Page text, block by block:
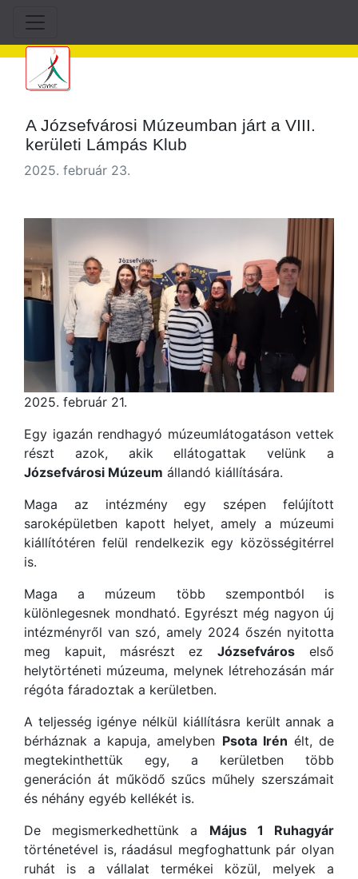
A Józsefvárosi Múzeumban járt a VIII.
kerületi Lámpás Klub
2025. február 23.
2025. február 21.
Egy igazán rendhagyó múzeumlátogatáson vettek
részt azok, akik ellátogattak velünk a
Józsefvárosi Múzeum állandó kiállítására.
Maga az intézmény egy szépen felújított
saroképületben kapott helyet, amely a múzeumi
kiállítótéren felül rendelkezik egy közösségitérrel
is.
Maga a múzeum több szempontból is
különlegesnek mondható. Egyrészt még nagyon új
intézményről van szó, amely 2024 őszén nyitotta
meg kapuit, másrészt ezJózsefváros első
helytörténeti múzeuma, melynek létrehozásán már
régóta fáradoztak a kerületben.
A teljesség igénye nélkül kiállításra került annak a
bérháznak a kapuja, amelyben Psota Irén élt, de
megtekinthettük egy, a kerületben több
generáción át működő szűcs műhely szerszámait
és néhány egyéb kellékét is.
De megismerkedhettünk a Május 1 Ruhagyár
történetével is, ráadásul megfoghattunk pár olyan
ruhát is a vállalat termékei közül, melyek a